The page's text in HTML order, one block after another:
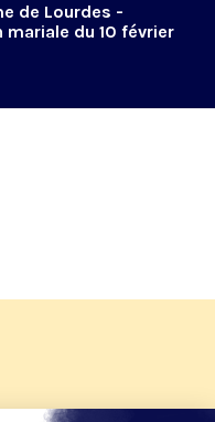
de Lourdes -
mariale du 10 février